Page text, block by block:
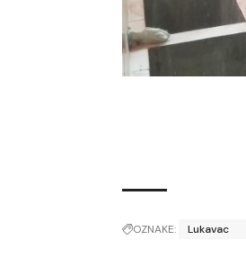
OZNAKE: Lukavac